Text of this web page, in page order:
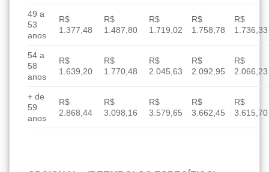
49 a
53
anos
R$
1.377,48
R$
1.487,80
R$
1.719,02
R$
1.758,78
R$
1.736,33
54 a
58
anos
R$
1.639,20
R$
1.770,48
R$
2.045,63
R$
2.092,95
R$
2.066,23
+ de
59
anos
R$
2.868,44
R$
3.098,16
R$
3.579,65
R$
3.662,45
R$
3.615,70